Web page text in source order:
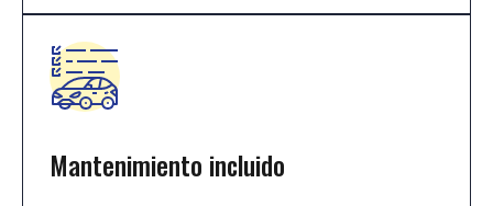
Mantenimiento incluido